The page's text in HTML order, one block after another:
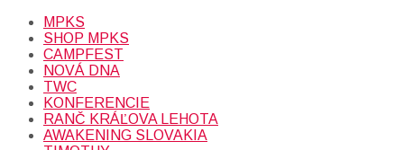
MPKS
SHOP MPKS
CAMPFEST
NOVÁ DNA
TWC
KONFERENCIE
RANČ KRÁĽOVA LEHOTA
AWAKENING SLOVAKIA